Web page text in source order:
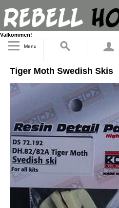
Välkommen!
Menu
Tiger Moth Swedish Skis